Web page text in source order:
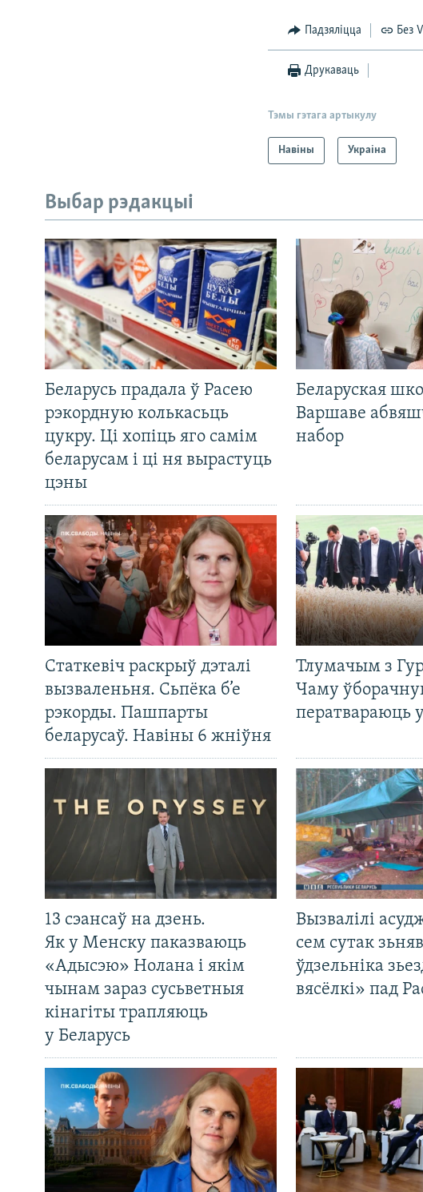
Падзяліцца Без
Друкаваць
Тэмы гэтага артыкулу
Навіны Украіна
Выбар рэдакцыі
Беларусь прадала ў Расею
рэкордную колькасьць
цукру. Ці хопіць яго самім
беларусам і ці ня вырастуць
цэны
Беларуская
Варшаве
набор
Статкевіч раскрыў дэталі
вызваленьня. Сьпёка б’е
рэкорды. Пашпарты
беларусаў. Навіны 6 жніўня
Тлумачым з
Чаму
ператвараюць
13 сэансаў на дзень.
Як у Менску паказваюць
«Адысэю» Нолана і якім
чынам зараз сусьветныя
кінагіты трапляюць
у Беларусь
Вызвалілі
сем сутак
ўдзельніка
вясёлкі» пад